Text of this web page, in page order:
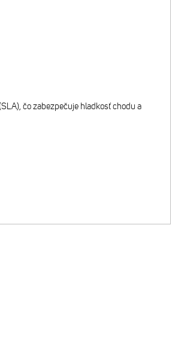
čo zabezpečuje hladkosť chodu a